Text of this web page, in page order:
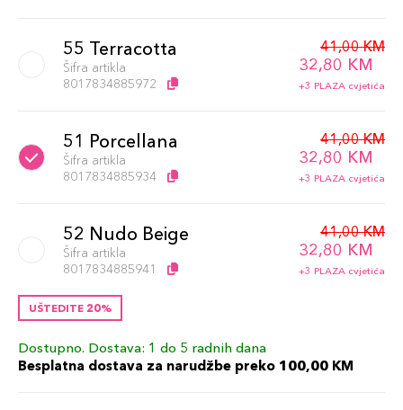
55 Terracotta
Šifra artikla
8017834885972
41,00 KM
32,80 KM
+3 PLAZA cvjetića
51 Porcellana
Šifra artikla
8017834885934
41,00 KM
32,80 KM
+3 PLAZA cvjetića
52 Nudo Beige
Šifra artikla
8017834885941
41,00 KM
32,80 KM
+3 PLAZA cvjetića
53 Beige
Neutro
Šifra artikla
+3 PLAZA cvjetića
UŠTEDITE 20%
Dostupno. Dostava: 1 do 5 radnih dana
Besplatna dostava za narudžbe preko 100,00 KM